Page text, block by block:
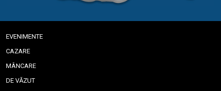
EVENIMENTE
CAZARE
MÂNCARE
DE VĂZUT